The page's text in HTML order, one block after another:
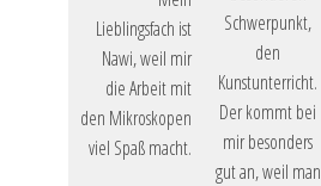
Lieblingsfach ist
Nawi, weil mir
die Arbeit mit
den Mikroskopen
viel Spaß macht.
Schwerpunkt,
den
Kunstunterricht.
Der kommt bei
mir besonders
gut an, weil man